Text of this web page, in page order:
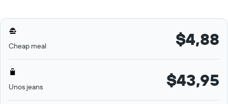
Cheap meal $4,88
Unos jeans $43,95